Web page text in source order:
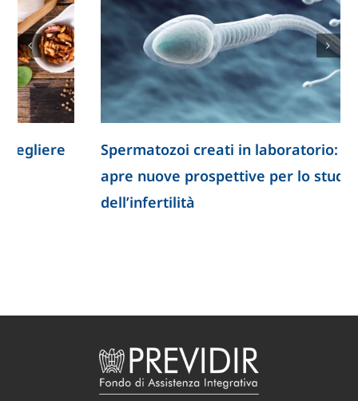
Spermatozoi creati in laboratorio: la ricerca
apre nuove prospettive per lo studio
dell’infertilità